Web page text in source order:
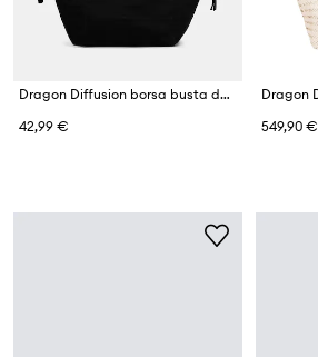
Dragon Diffusion borsa busta da donna in cotone
42,99 €
549,90 €